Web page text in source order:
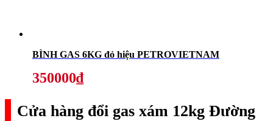
BÌNH GAS 6KG đỏ hiệu PETROVIETNAM
350000₫
Cửa hàng đổi gas xám 12kg Đường